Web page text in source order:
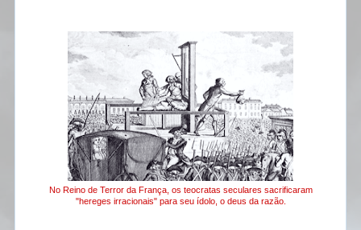
No Reino de Terror da França, os teocratas seculares sacrificaram
"hereges irracionais" para seu ídolo, o deus da razão.